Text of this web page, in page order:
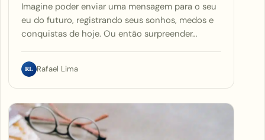
Imagine poder enviar uma mensagem para o seu
eu do futuro, registrando seus sonhos, medos e
conquistas de hoje. Ou então surpreender…
RL Rafael Lima